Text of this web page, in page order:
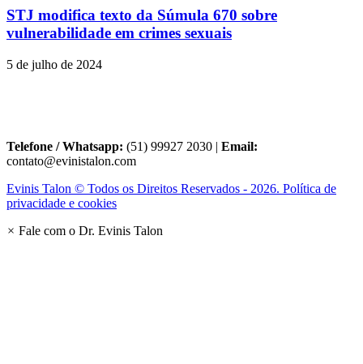
STJ modifica texto da Súmula 670 sobre
vulnerabilidade em crimes sexuais
5 de julho de 2024
Telefone / Whatsapp: (51) 99927 2030 | Email:
contato@evinistalon.com
Evinis Talon © Todos os Direitos Reservados - 2026. Política de
privacidade e cookies
× Fale com o Dr. Evinis Talon